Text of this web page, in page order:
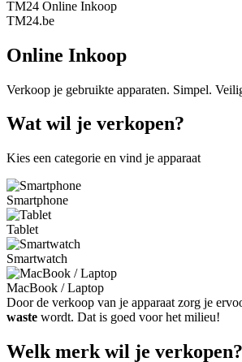
TM24 Online Inkoop
TM24.be
Online Inkoop
Verkoop je gebruikte apparaten. Simpel.
Wat wil je verkopen?
Kies een categorie en vind je apparaat
Smartphone
Tablet
Smartwatch
MacBook / Laptop
Door de verkoop van je apparaat zorg je
waste wordt. Dat is goed voor het milieu!
Welk merk wil je verkopen?